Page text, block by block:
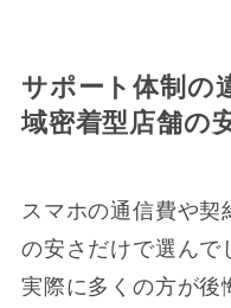
サポート体制の
域密着型店舗の
スマホの通信費や
の安さだけで選んで
実際に多くの方が後